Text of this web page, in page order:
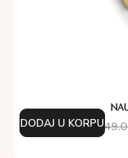
DODAJ U KORPU